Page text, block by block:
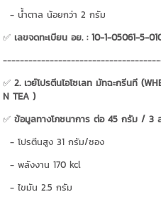
- น้ำตาล น้อยกว่า 2 กรัม
✅เลขจดทะเบียน อย. : 10-1-05061-5-
✅2. เวย์โปรตีนไอโซเลท มัทฉะกรีนที
N TEA )
✅ข้อมูลทางโภชนาการ ต่อ 45 กรัม / 3
- โปรตีนสูง 31 กรัม/ซอง
- พลังงาน 170 kcl
- ไขมัน 2.5 กรัม